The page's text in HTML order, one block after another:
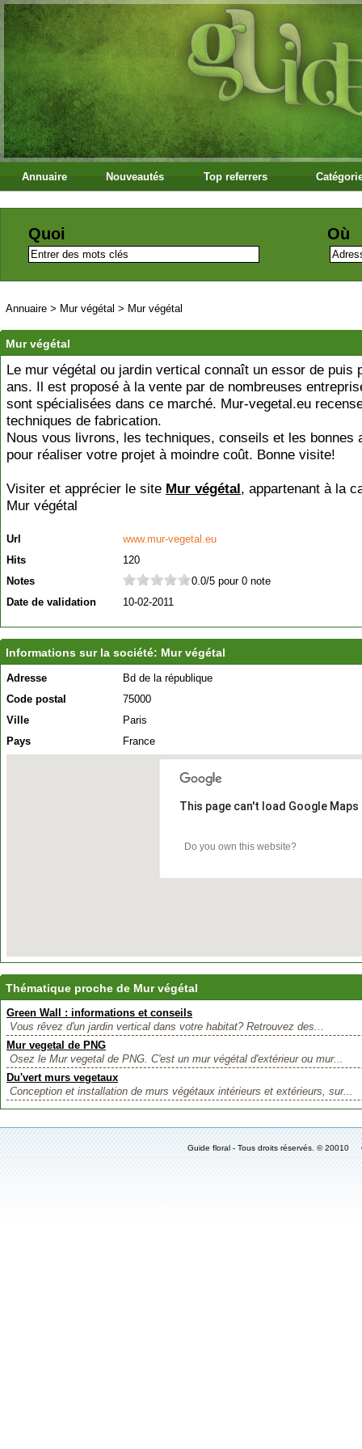
Annuaire Nouveautés Top referrers
Quoi Où
Annuaire > Mur végétal > Mur végétal
Mur végétal
Le mur végétal ou jardin vertical connaît un essor de puis
ans. Il est proposé à la vente par de nombreuses
sont spécialisées dans ce marché. Mur-vegetal.eu
techniques de fabrication.
Nous vous livrons, les techniques, conseils et les bonnes
pour réaliser votre projet à moindre coût. Bonne visite!
Visiter et apprécier le site Mur végétal, appartenant à la
Mur végétal
Url
www.mur-vegetal.eu
Hits
120
Notes
0.0/5 pour 0 note
Date de validation
10-02-2011
Informations sur la société: Mur végétal
Adresse
Bd de la république
Code postal
75000
Ville
Paris
Pays
France
This page can't load Google
Do you own this website?
Thématique proche de Mur végétal
Green Wall : informations et conseils
Vous rêvez d'un jardin vertical dans votre habitat? Retrouvez des...
Mur vegetal de PNG
Osez le Mur vegetal de PNG. C'est un mur végétal d'extérieur ou mur...
Du'vert murs vegetaux
Conception et installation de murs végétaux intérieurs et extérieurs, sur...
Guide floral - Tous droits réservés. ©